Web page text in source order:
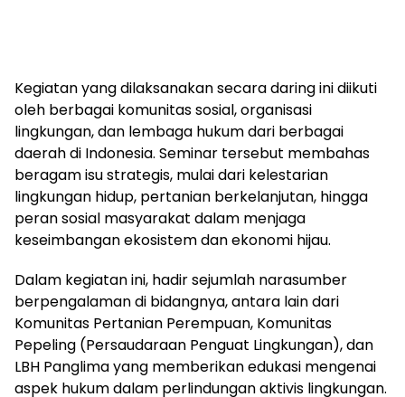
Kegiatan yang dilaksanakan secara daring ini diikuti
oleh berbagai komunitas sosial, organisasi
lingkungan, dan lembaga hukum dari berbagai
daerah di Indonesia. Seminar tersebut membahas
beragam isu strategis, mulai dari kelestarian
lingkungan hidup, pertanian berkelanjutan, hingga
peran sosial masyarakat dalam menjaga
keseimbangan ekosistem dan ekonomi hijau.
Dalam kegiatan ini, hadir sejumlah narasumber
berpengalaman di bidangnya, antara lain dari
Komunitas Pertanian Perempuan, Komunitas
Pepeling (Persaudaraan Penguat Lingkungan), dan
LBH Panglima yang memberikan edukasi mengenai
aspek hukum dalam perlindungan aktivis lingkungan.